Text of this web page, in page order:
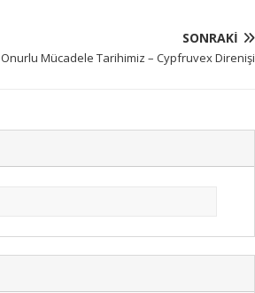
SONRAKI
Onurlu Mücadele Tarihimiz – Cypfruvex Direnişi